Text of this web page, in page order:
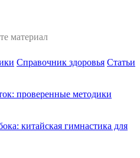
материал
Справочник здоровья Статьи
проверенные методики
китайская гимнастика для